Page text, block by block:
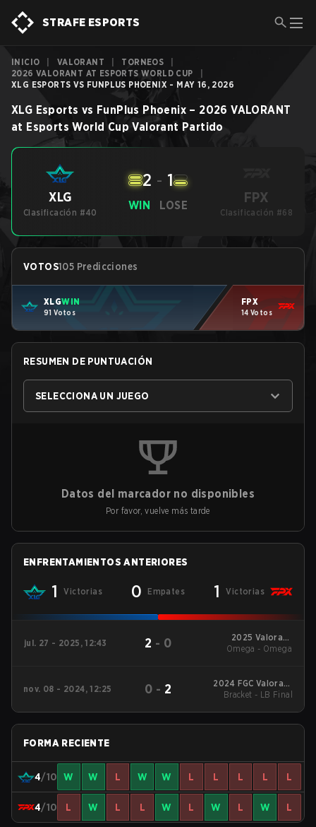
STRAFE ESPORTS
INICIO VALORANT TORNEOS
2026 VALORANT AT ESPORTS WORLD CUP
XLG ESPORTS VS FUNPLUS PHOENIX - MAY 16, 2026
XLG Esports vs FunPlus Phoenix – 2026 VALORANT
at Esports World Cup Valorant Partido
XLG
Clasificación #40
WIN
2 - 1
LOSE FPX
Clasificación #68
VOTOS105 Predicciones
XLGWIN
91 Votos
FPX
14 Votos
RESUMEN DE PUNTUACIÓN
SELECCIONA UN JUEGO
Datos del marcador no disponibles
Por favor, vuelve más tarde
ENFRENTAMIENTOS ANTERIORES
1 Victorias 0 Empates 1 Victorias
jul. 27 - 2025, 12:43 2 - 0
2025 Valorant
Champions Tour:
Omega - Omega
nov. 08 - 2024, 12:25 0 - 2
2024 FGC Valorant
Invitational
Bracket - LB Final
FORMA RECIENTE
4/10 W W L W W L L L L L
4/10 L W L L W L W L W L